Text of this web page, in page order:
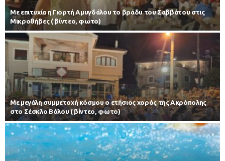
Με επιτυχία η Γιορτή Αμυγδάλου το βράδυ του Σαββάτου στις
Μικροθήβες ( βίντεο, φωτο)
Με μεγάλη συμμετοχή κόσμου ο ετήσιος χορός της Ακρόπολης
στο Σέσκλο Βόλου ( βίντεο, φωτο)